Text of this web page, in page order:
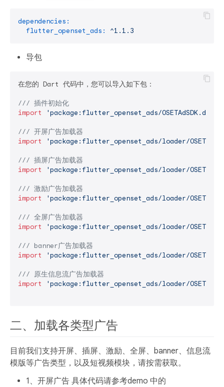
dependencies:
flutter_openset_ads:
^1.1.3
导包
在您的 Dart 代码中，您可以导入如下包：
/// 插件初始化
import
'package:flutter_openset_ads/OSETAdSDK.dart'
/// 开屏广告加载器
import
'package:flutter_openset_ads/loader/
/// 插屏广告加载器
import
'package:flutter_openset_ads/loader/
/// 激励广告加载器
import
'package:flutter_openset_ads/loader/
/// 全屏广告加载器
import
'package:flutter_openset_ads/loader/
/// banner广告加载器
import
'package:flutter_openset_ads/loader/
/// 原生信息流广告加载器
import
'package:flutter_openset_ads/loader/
二、加载各类型广告
目前我们支持开屏、插屏、激励、全屏、banner、信息流
模版等广告类型，以及短视频模块，请按需获取。
1、开屏广告 具体代码请参考demo 中的